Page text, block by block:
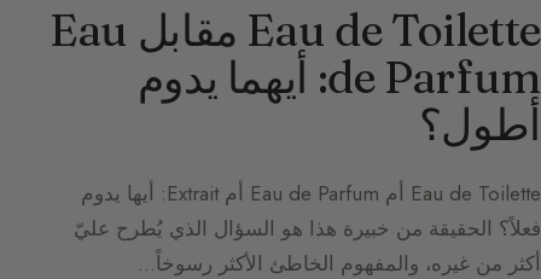
Eau de Toilette مقابل Eau
de Parfum: أيهما يدوم
أطول؟
Eau de Toilette أم Eau de Parfum أم Extrait: أيها يدوم
فعلاً؟ الحقيقة من خبيرة هذا هو السؤال الذي يُطرح عليّ
أكثر من غيره، والمفهوم الخاطئ الأكثر رسوخاً…